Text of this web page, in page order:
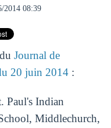
2014 08:39
Journal de
20 juin 2014:
Paul's Indian
Middlechurch,